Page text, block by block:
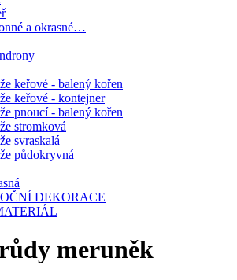
a okrasné…
keřové - balený kořen
keřové - kontejner
pnoucí - balený kořen
stromková
svraskalá
půdokryvná
DEKORACE
meruněk